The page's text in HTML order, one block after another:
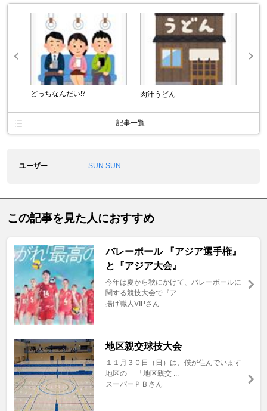
どっちなんだい⁉️ 肉汁うどん
記事一覧
ユーザー SUN SUN
この記事を見た人におすすめ
バレーボール 『アジア選手権』
と『アジア大会』
今年は夏から秋にかけて、バレーボールに
関する競技大会で『ア ...
揚げ職人VIPさん
地区親交球技大会
１１月３０日（日）は、僕が住んでいます
地区の 「地区親交 ...
スーパーＰＢさん